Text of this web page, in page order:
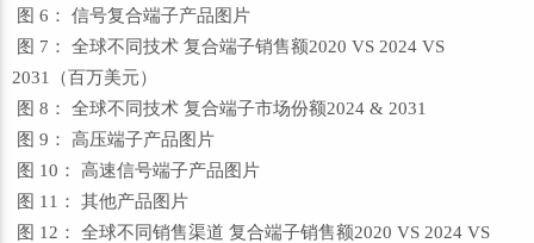
图 6： 信号复合端子产品图片
图 7： 全球不同技术 复合端子销售额2020 VS 2024 VS
2031（百万美元）
图 8： 全球不同技术 复合端子市场份额2024 & 2031
图 9： 高压端子产品图片
图 10： 高速信号端子产品图片
图 11： 其他产品图片
图 12： 全球不同销售渠道 复合端子销售额2020 VS 2024 VS